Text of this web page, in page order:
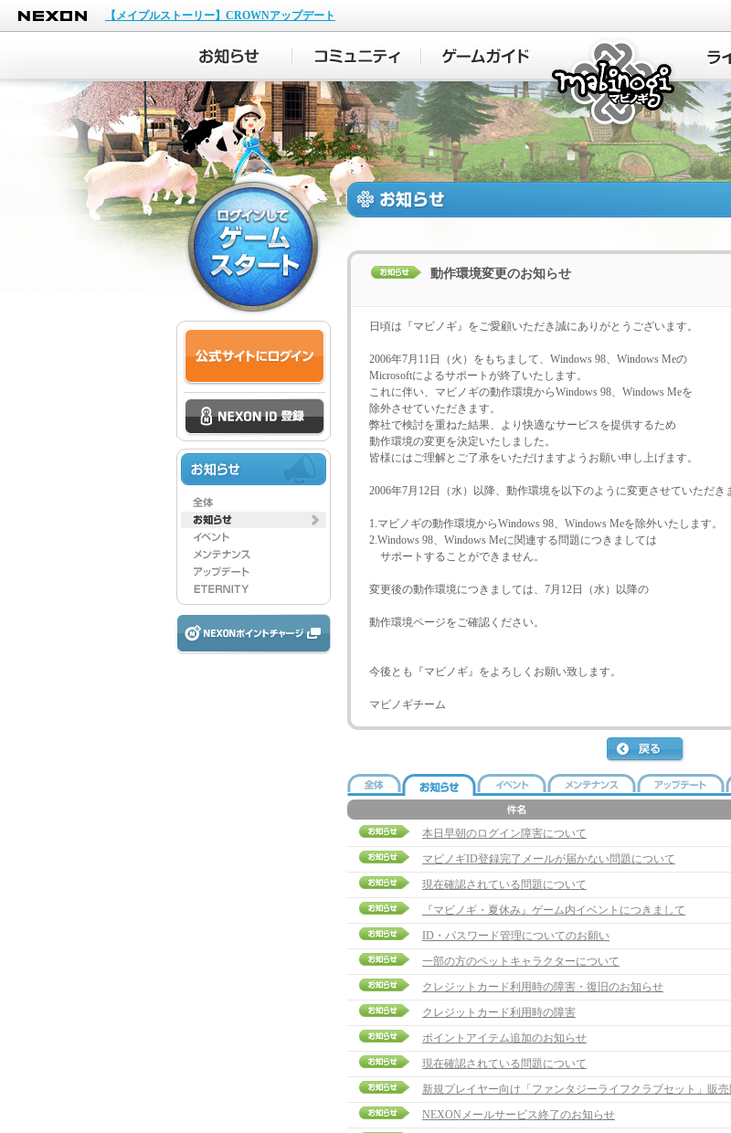
NEXON
【メイプルストーリー】CROWNアップデート
マ
動作環境変更のお知らせ
日頃は『マビノギ』をご愛顧いただき誠にありがとうございます。
2006年7月11日（火）をもちまして、Windows 98、Windows Meの
Microsoftによるサポートが終了いたします。
これに伴い、マビノギの動作環境からWindows 98、Windows Meを
除外させていただきます。
弊社で検討を重ねた結果、より快適なサービスを提供するため
動作環境の変更を決定いたしました。
皆様にはご理解とご了承をいただけますようお願い申し上げます。
2006年7月12日（水）以降、動作環境を以下のように変更させていただき
1.マビノギの動作環境からWindows 98、Windows Meを除外いたします。
2.Windows 98、Windows Meに関連する問題につきましては
サポートすることができません。
変更後の動作環境につきましては、7月12日（水）以降の
動作環境ページをご確認ください。
今後とも『マビノギ』をよろしくお願い致します。
マビノギチーム
本日早朝のログイン障害について
マビノギID登録完了メールが届かない問題について
現在確認されている問題について
『マビノギ・夏休み』ゲーム内イベントにつきまして
ID・パスワード管理についてのお願い
一部の方のペットキャラクターについて
クレジットカード利用時の障害・復旧のお知らせ
クレジットカード利用時の障害
ポイントアイテム追加のお知らせ
現在確認されている問題について
新規プレイヤー向け「ファンタジーライフクラブセット」販
NEXONメールサービス終了のお知らせ